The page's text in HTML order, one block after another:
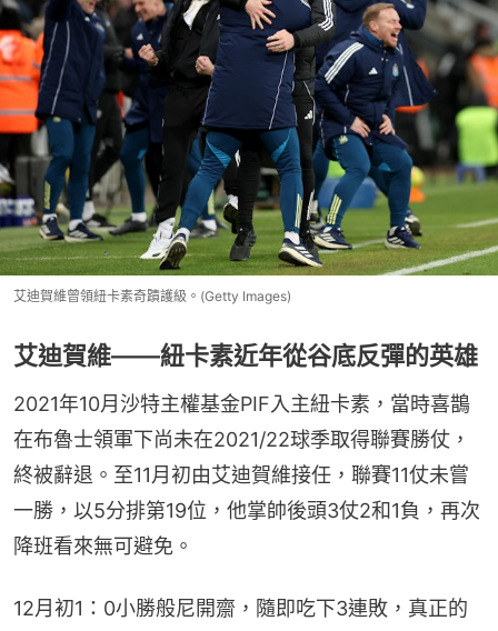
艾迪賀維曾領紐卡素奇蹟護級。(Getty Images)
艾迪賀維——紐卡素近年從谷底反彈的英雄
2021年10月沙特主權基金PIF入主紐卡素，當時喜鵲
在布魯士領軍下尚未在2021/22球季取得聯賽勝仗，
終被辭退。至11月初由艾迪賀維接任，聯賽11仗未嘗
一勝，以5分排第19位，他掌帥後頭3仗2和1負，再次
降班看來無可避免。
12月初1：0小勝般尼開齋，隨即吃下3連敗，真正的